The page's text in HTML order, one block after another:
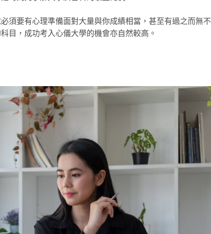
須要有心理準備面對大量與你成績相當，甚至有過之而無不
目，成功考入心儀大學的機會亦自然較高。